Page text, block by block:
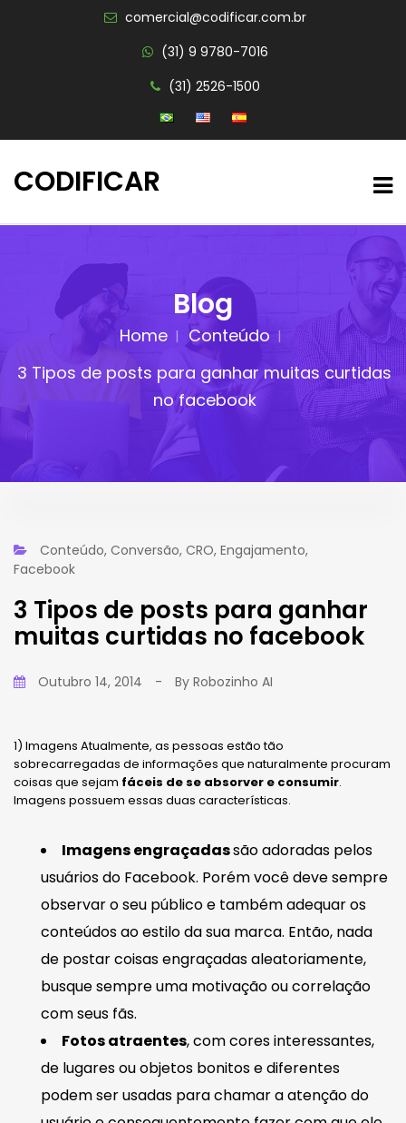
comercial@codificar.com.br
(31) 9 9780-7016
(31) 2526-1500
CODIFICAR
Blog
Home
Conteúdo
3 Tipos de posts para ganhar muitas curtidas
no facebook
Conteúdo, Conversão, CRO, Engajamento,
Facebook
3 Tipos de posts para ganhar
muitas curtidas no facebook
Outubro 14, 2014 - By Robozinho AI
1) Imagens Atualmente, as pessoas estão tão
sobrecarregadas de informações que naturalmente procuram
coisas que sejam fáceis de se absorver e consumir.
Imagens possuem essas duas características.
Imagens engraçadassão adoradas pelos
usuários do Facebook. Porém você deve sempre
observar o seu público e também adequar os
conteúdos ao estilo da sua marca. Então, nada
de postar coisas engraçadas aleatoriamente,
busque sempre uma motivação ou correlação
com seus fãs.
Fotos atraentes, com cores interessantes,
de lugares ou objetos bonitos e diferentes
podem ser usadas para chamar a atenção do